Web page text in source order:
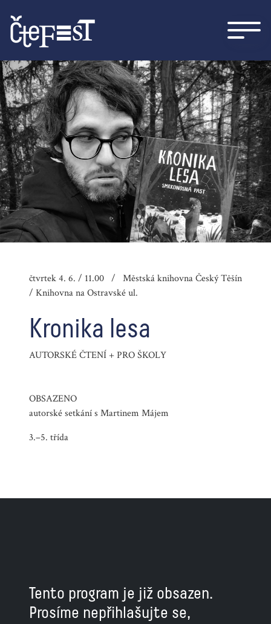
čtvrtek 4. 6. / 11.00 / Městská knihovna Český Těšín
/ Knihovna na Ostravské ul.
Kronika lesa
AUTORSKÉ ČTENÍ + PRO ŠKOLY
OBSAZENO
autorské setkání s Martinem Májem
3.–5. třída
Tento program je již obsazen.
Prosíme nepřihlašujte se,